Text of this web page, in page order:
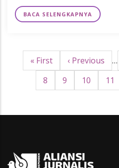
BACA SELENGKAPNYA
Pagination
First
page
« First
Halaman
sebelumnya
‹ Previous …
Page
8 Page
9 Page
10 11